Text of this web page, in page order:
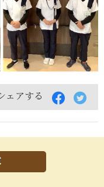
ェアする
で
ア
で
ア